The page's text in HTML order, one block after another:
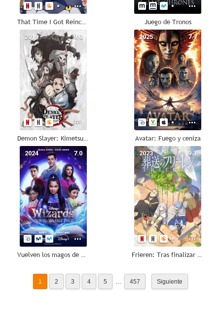
That Time I Got Reincarnated as a Slime Juego de Tronos
9.0
2019
Demon Slayer: Kimetsu no Yaiba
7.7
2025
Avatar: Fuego y ceniza
7.0
2024
Vuelven los magos de Waverly Place
9.1
2023
Frieren: Tras finalizar el viaje
1 2 3 4 5 ... 457 Siguiente